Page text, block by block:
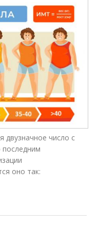
двузначное число с
последним
оно так: